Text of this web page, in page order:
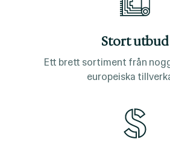
Stort utbud
Ett brett sortiment från
europeiska